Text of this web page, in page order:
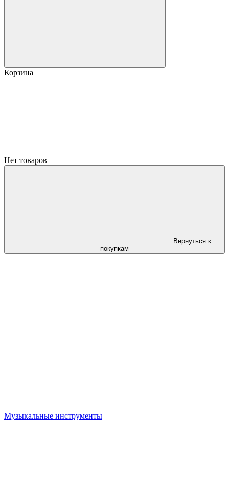
Корзина
Нет товаров
Вернуться к
покупкам
Музыкальные инструменты